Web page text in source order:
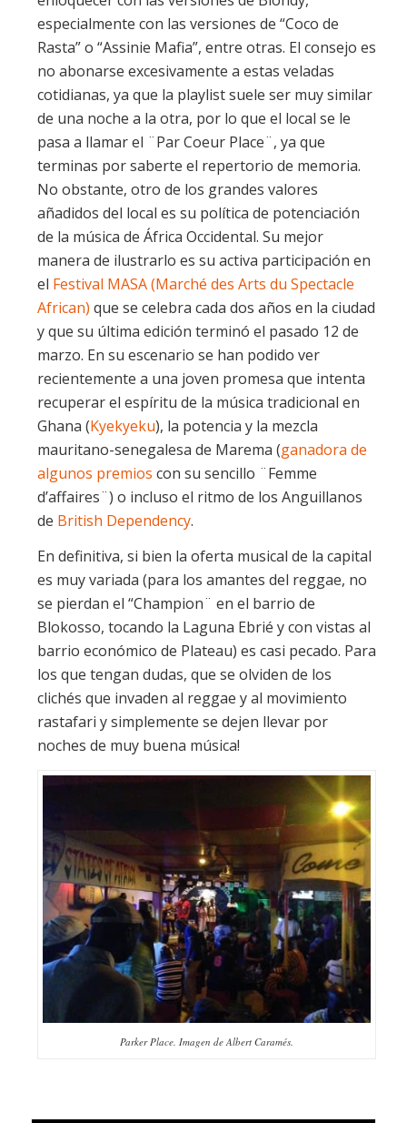
especialmente con las versiones de “Coco de
Rasta” o “Assinie Mafia”, entre otras. El consejo es
no abonarse excesivamente a estas veladas
cotidianas, ya que la playlist suele ser muy similar
de una noche a la otra, por lo que el local se le
pasa a llamar el ¨Par Coeur Place¨, ya que
terminas por saberte el repertorio de memoria.
No obstante, otro de los grandes valores
añadidos del local es su política de potenciación
de la música de África Occidental. Su mejor
manera de ilustrarlo es su activa participación en
el Festival MASA (Marché des Arts du Spectacle
African) que se celebra cada dos años en la ciudad
y que su última edición terminó el pasado 12 de
marzo. En su escenario se han podido ver
recientemente a una joven promesa que intenta
recuperar el espíritu de la música tradicional en
Ghana (Kyekyeku), la potencia y la mezcla
mauritano-senegalesa de Marema (ganadora de
algunos premios con su sencillo ¨Femme
d’affaires¨) o incluso el ritmo de los Anguillanos
de British Dependency.
En definitiva, si bien la oferta musical de la capital
es muy variada (para los amantes del reggae, no
se pierdan el “Champion¨ en el barrio de
Blokosso, tocando la Laguna Ebrié y con vistas al
barrio económico de Plateau) es casi pecado. Para
los que tengan dudas, que se olviden de los
clichés que invaden al reggae y al movimiento
rastafari y simplemente se dejen llevar por
noches de muy buena música!
Parker Place. Imagen de Albert Caramés.